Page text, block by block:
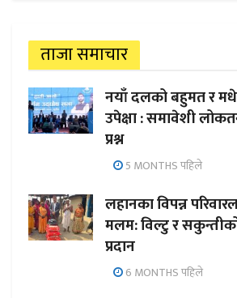
ताजा समाचार
नयाँ दलको बहुमत र
उपेक्षा : समावेशी
प्रश्न
5 MONTHS पहिले
लहानका विपन्न
मलम: विल्टु र
प्रदान
6 MONTHS पहिले